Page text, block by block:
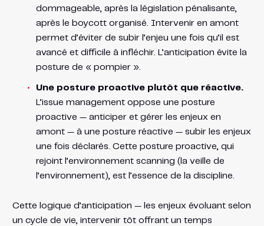
dommageable, après la législation pénalisante,
après le boycott organisé. Intervenir en amont
permet d’éviter de subir l’enjeu une fois qu’il est
avancé et difficile à infléchir. L’anticipation évite la
posture de « pompier ».
Une posture proactive plutôt que réactive.
L’issue management oppose une posture
proactive — anticiper et gérer les enjeux en
amont — à une posture réactive — subir les enjeux
une fois déclarés. Cette posture proactive, qui
rejoint l’environnement scanning (la veille de
l’environnement), est l’essence de la discipline.
Cette logique d’anticipation — les enjeux évoluant selon
un cycle de vie, intervenir tôt offrant un temps